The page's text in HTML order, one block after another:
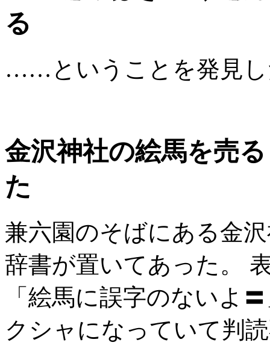
る
……ということを発見
金沢神社の絵馬を売
た
兼六園のそばにある金
辞書が置いてあった。
「絵馬に誤字のないよ
クシャになっていて判